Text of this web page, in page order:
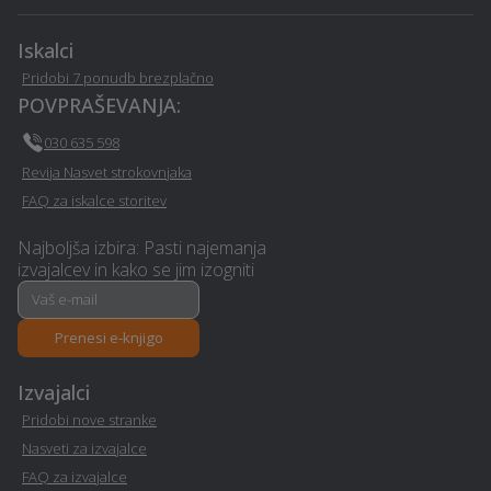
Frizerstvo - Novo-mesto
Lesena terasa, WPC
terase - Novo-mesto
Izolacija - Novo-mesto
Izdelava in montaža
nadstreška - Novo-mesto
Snemanje poroke - Novo-
mesto
Iskalci
Pridobi 7 ponudb brezplačno
POVPRAŠEVANJA:
030 635 598
Revija Nasvet strokovnjaka
FAQ za iskalce storitev
Najboljša izbira: Pasti najemanja
izvajalcev in kako se jim izogniti
Prenesi e-knjigo
Izvajalci
Pridobi nove stranke
Nasveti za izvajalce
FAQ za izvajalce